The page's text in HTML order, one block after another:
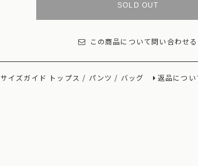
SOLD OUT
この商品について問い合わせる
サイズガイド トップス / パンツ / バッグ 返品につい